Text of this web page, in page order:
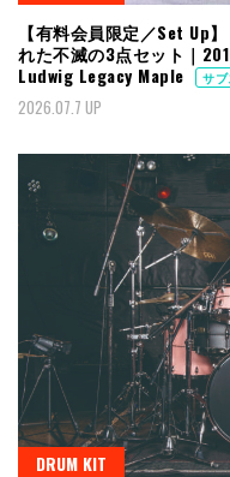
【有料会員限定／Set Up
れた不滅の3点セット｜
Ludwig Legacy Maple
サ
2026.07.7 UP
DRUM KIT